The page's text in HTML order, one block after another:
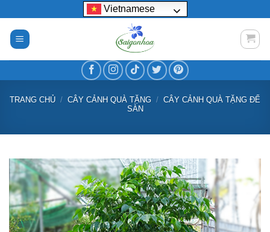
nội
dung
Vietnamese
TRANG CHỦ / CÂY CẢNH QUÀ TẶNG / CÂY CẢNH QUÀ TẶNG ĐỂ
SÀN